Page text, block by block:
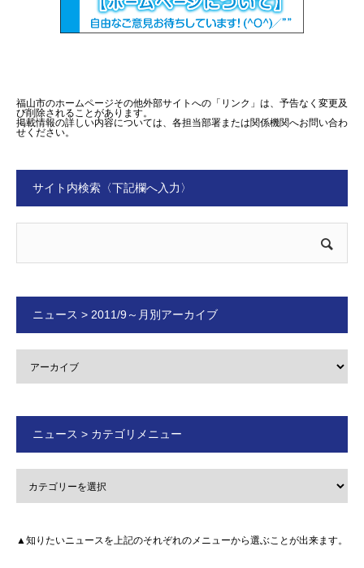
福山市のホームページその他外部サイトへの「リンク」は、予告なく変更及
び削除されることがあります。
掲載情報の詳しい内容については、各担当部署または関係機関へお問い合わ
せください。
サイト内検索〈下記欄へ入力〉
ニュース > 2011/9～月別アーカイブ
ニュース > カテゴリメニュー
▲知りたいニュースを上記のそれぞれのメニューから選ぶことが出来ます。